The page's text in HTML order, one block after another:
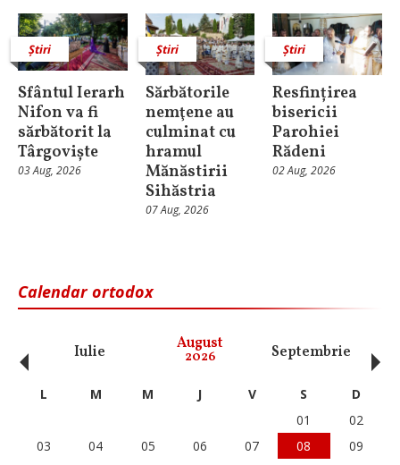
Știri
Sfântul Ierarh
Nifon va fi
sărbătorit la
Târgoviște
03 Aug, 2026
Știri
Sărbătorile
nemţene au
culminat cu
hramul
Mănăstirii
Sihăstria
07 Aug, 2026
Știri
Resfințirea
bisericii
Parohiei
Rădeni
02 Aug, 2026
Calendar ortodox
Iulie August
2026 Septembrie
‹ L M M J V S
D
01
02
03
04 05 06 07 08
09